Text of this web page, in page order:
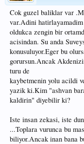
Cok guzel baliklar var
var.Adini
oldukca zengin bir
acisindan. Su anda
konusuluyor.Eger bu
gorursun.Ancak
turu de
kaybetmenin yolu acildi
yazik ki.Kim "ashvan
kaldirin" diyebilir ki?
Iste insan zekasi, iste
...Toplara vurunca bu
biliyor.Ancak inan bana